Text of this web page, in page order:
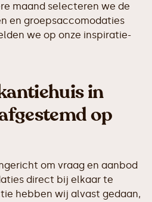
maand selecteren we de
en groepsaccomodaties
we op onze inspiratie-
in
op
om vraag en aanbod
direct bij elkaar te
hebben wij alvast gedaan,